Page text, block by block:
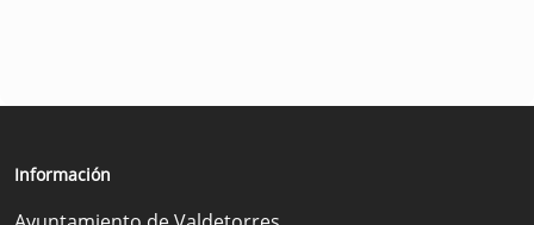
Información